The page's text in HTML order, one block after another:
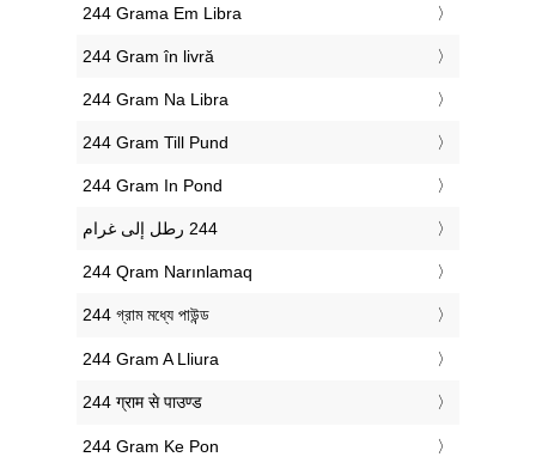
‎244 Grama Em Libra
‎244 Gram în livră
‎244 Gram Na Libra
‎244 Gram Till Pund
‎244 Gram In Pond
‎244 Qram Narınlamaq
‎244 গ্রাম মধ্যে পাউন্ড
‎244 Gram A Lliura
‎244 ग्राम से पाउण्ड
‎244 Gram Ke Pon